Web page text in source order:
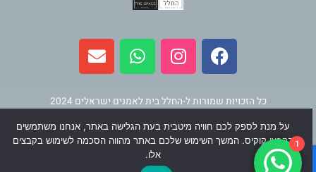
F
a
c
b
o
o
I
n
s
a
g
r
W
h
a
s
a
p
E
n
v
l
o
p
כל הזכויות שמורות ל-החלל בית לאמנים ישראלים 2024
תחזוקה ופיתוחוינר מדיה
1
על מנת לספק לכם חוויה מיטבית בעת הגלישה באתר, אנחנו משתמשים
בקבצי קוקיס. המשך השימוש שלכם באתר מהווה הסכמה לשימוש בקבצים
אלו.